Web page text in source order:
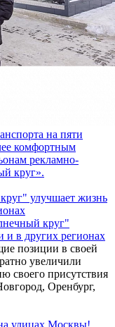
на пяти
комфортным
рекламно-
круг».
круг"
и в других регионах
позиции в своей
увеличили
своего присутствия
Оренбург,